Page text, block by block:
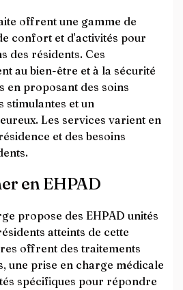
offrent une gamme de
confort et d'activités pour
des résidents. Ces
au bien-être et à la sécurité
en proposant des soins
stimulantes et un
Les services varient en
et des besoins
en EHPAD
propose des EHPAD unités
atteints de cette
offrent des traitements
une prise en charge médicale
spécifiques pour répondre